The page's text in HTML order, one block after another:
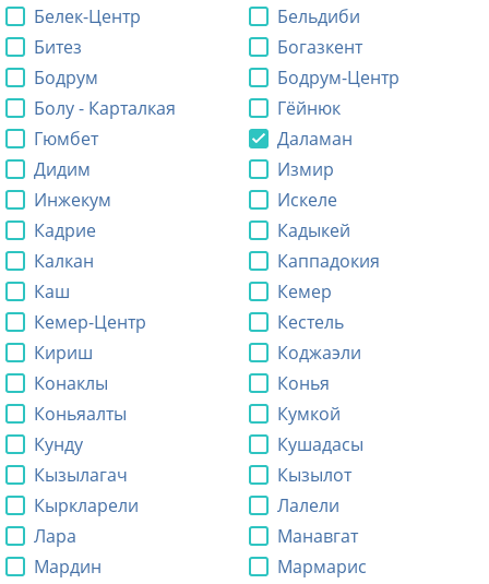
Белек-Центр
Бельдиби
Битез
Богазкент
Бодрум
Бодрум-Центр
Болу - Карталкая
Гёйнюк
Гюмбет
Даламан
Дидим
Измир
Инжекум
Искеле
Кадрие
Кадыкей
Калкан
Каппадокия
Каш
Кемер
Кемер-Центр
Кестель
Кириш
Коджаэли
Конаклы
Конья
Коньяалты
Кумкой
Кунду
Кушадасы
Кызылагач
Кызылот
Кыркларели
Лалели
Лара
Манавгат
Мардин
Мармарис